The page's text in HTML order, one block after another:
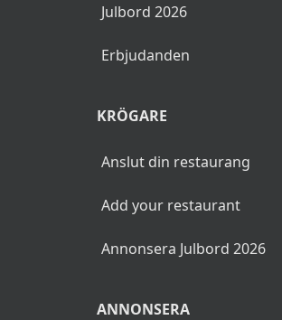
Julbord 2026
Erbjudanden
KRÖGARE
Anslut din restaurang
Add your restaurant
Annonsera Julbord 2026
ANNONSERA